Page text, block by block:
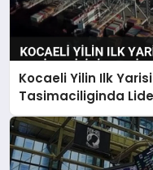
Kocaeli Yilin Ilk
Tasimaciliginda